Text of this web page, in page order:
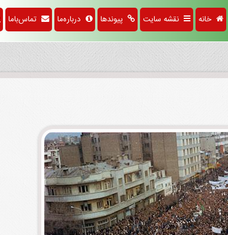
خانه نقشه سایت پیوندها درباره‌ما تماس‌باما